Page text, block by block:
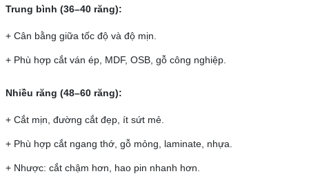
Trung bình (36–40 răng):
+ Cân bằng giữa tốc độ và độ mịn.
+ Phù hợp cắt ván ép, MDF, OSB, gỗ công nghiệp.
Nhiều răng (48–60 răng):
+ Cắt mịn, đường cắt đẹp, ít sứt mẻ.
+ Phù hợp cắt ngang thớ, gỗ mỏng, laminate, nhựa.
+ Nhược: cắt chậm hơn, hao pin nhanh hơn.